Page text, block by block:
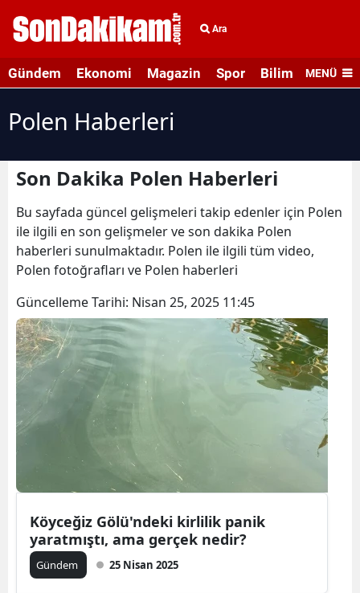
Ara
Gündem Ekonomi Magazin Spor Bilim veMENÜ
Polen Haberleri
Son Dakika Polen Haberleri
Bu sayfada güncel gelişmeleri takip edenler için Polen
ile ilgili en son gelişmeler ve son dakika Polen
haberleri sunulmaktadır. Polen ile ilgili tüm video,
Polen fotoğrafları ve Polen haberleri
Güncelleme Tarihi: Nisan 25, 2025 11:45
Köyceğiz Gölü'ndeki kirlilik panik
yaratmıştı, ama gerçek nedir?
Gündem 25 Nisan 2025